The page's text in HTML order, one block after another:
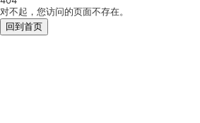
对不起，您访问的页面不存在。
回到首页